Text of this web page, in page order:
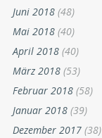
Juni 2018 (48)
Mai 2018 (40)
April 2018 (40)
März 2018 (53)
Februar 2018 (58)
Januar 2018 (39)
Dezember 2017 (38)